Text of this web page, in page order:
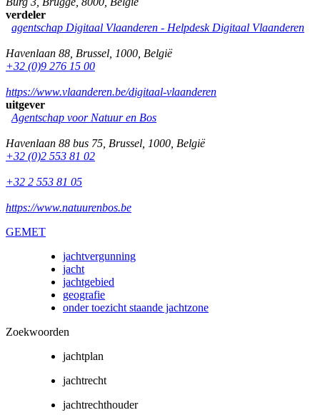
verdeler
agentschap Digitaal Vlaanderen - Helpdesk Digitaal Vlaanderen
Havenlaan 88 Brussel 1000 België
+32 (0)9 276 15 00
https://www.vlaanderen.be/digitaal-vlaanderen
uitgever
Agentschap voor Natuur en Bos
Havenlaan 88 bus 75 Brussel 1000 België
+32 (0)2 553 81 02
+32 2 553 81 05
https://www.natuurenbos.be
GEMET
jachtvergunning
jacht
jachtgebied
geografie
onder toezicht staande jachtzone
Zoekwoorden
jachtplan
jachtrecht
jachtrechthouder